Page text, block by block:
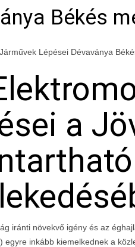
Békés
Lépései Dévaványa
a
iránti növekvő igény és az
egyre inkább kiemelkednek a